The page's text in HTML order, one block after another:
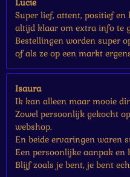
Lucie
Super lief, attent, positief
altijd klaar om extra info te
Bestellingen worden super
of als ze op een markt
Isaura
Ik kan alleen maar mooie
Zowel persoonlijk gekocht
webshop.
En beide ervaringen waren
Een persoonlijke aanpak en
Blijf zoals je bent, je bent